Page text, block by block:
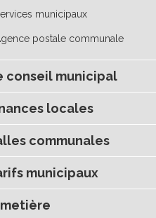
municipaux
postale communale
conseil municipal
locales
communales
municipaux